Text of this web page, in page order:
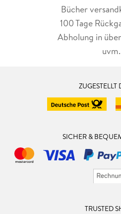
Bücher
100 Tage
Abholung in
uvm.
ZUGESTELLT
SICHER &
TRUSTED